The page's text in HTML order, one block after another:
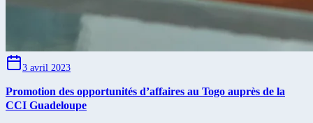
3 avril 2023
Promotion des opportunités d’affaires au Togo auprès de la
CCI Guadeloupe